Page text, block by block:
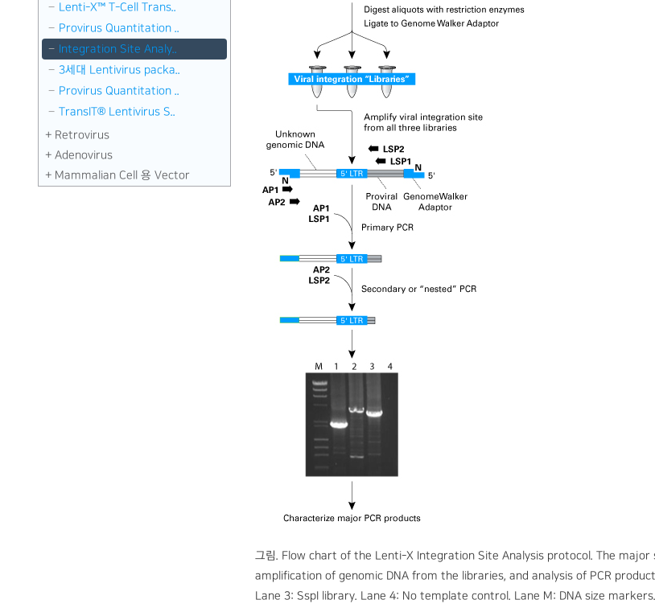
Lenti-X™ T-Cell Trans..
Provirus Quantitation ..
Integration Site Analy..
3세대 Lentivirus packa..
Provirus Quantitation ..
TransIT® Lentivirus S..
Retrovirus
Adenovirus
Mammalian Cell 용 Vector
그림. Flow chart of the Lenti-X Integration Site Analysis protocol. The
amplification of genomic DNA from the libraries, and analysis of PCR
Lane 3: SspI library. Lane 4: No template control. Lane M: DNA size